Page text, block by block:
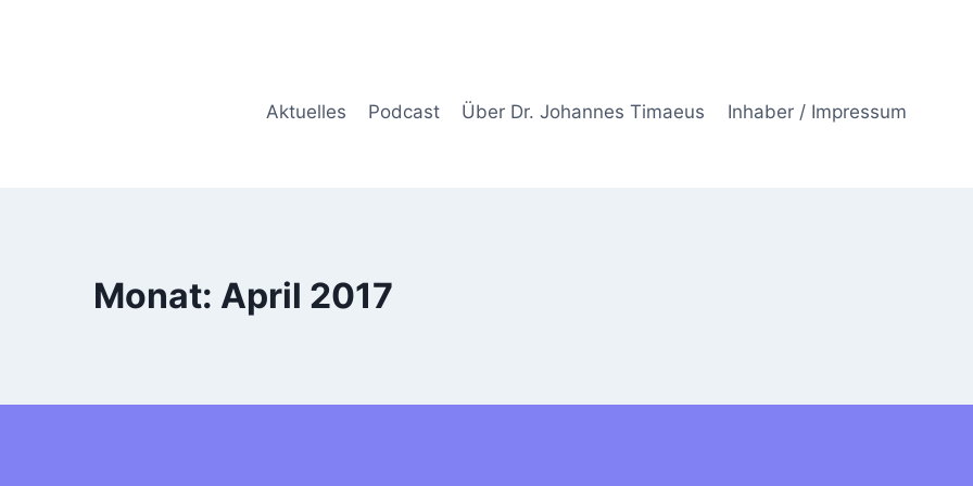
Aktuelles Podcast Über Dr. Johannes Timaeus Inhaber / Impressum
Monat: April 2017